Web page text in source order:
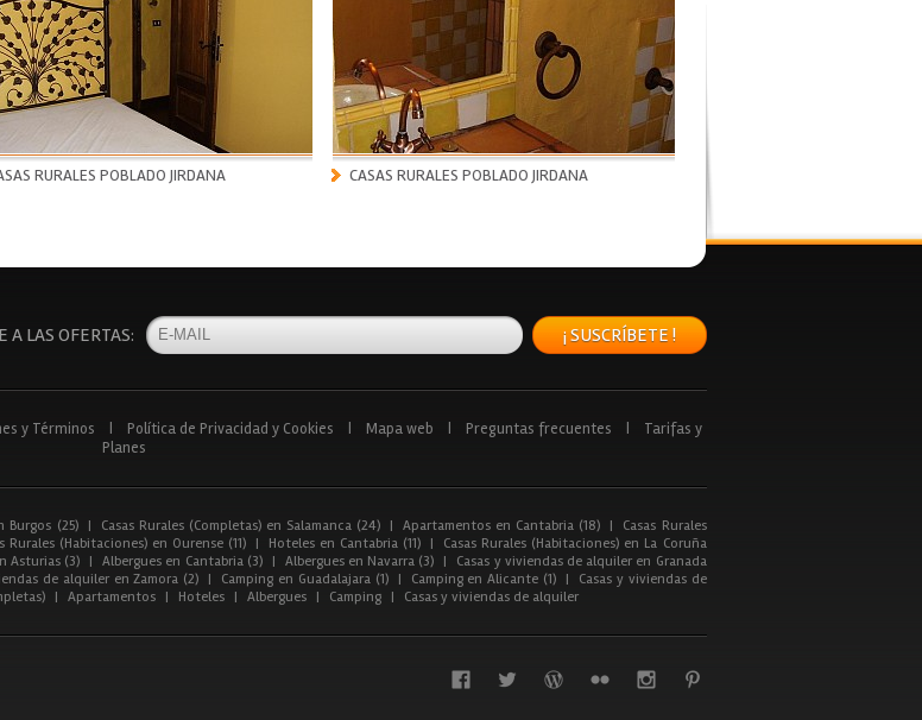
RURALES POBLADO JIRDANA CASAS RURALES POBLADO JIRDANA
A LAS OFERTAS: ¡ SUSCRÍBETE !
y Términos Política de Privacidad y Cookies Mapa web Preguntas frecuentes
Tarifas y
Planes
Burgos (25) | Casas Rurales (Completas) en Salamanca (24) | Apartamentos en Cantabria (18) |
Casas Rurales
Rurales (Habitaciones) en Ourense (11) | Hoteles en Cantabria (11) |
Casas Rurales (Habitaciones) en La Coruña
Asturias (3) | Albergues en Cantabria (3) | Albergues en Navarra (3) |
Casas y viviendas de alquiler en Granada
de alquiler en Zamora (2) | Camping en Guadalajara (1) | Camping en Alicante (1) |
Casas y viviendas de
| Apartamentos | Hoteles | Albergues | Camping | Casas y viviendas de alquiler